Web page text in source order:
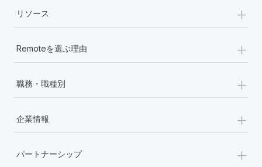
リソース +
Remoteを選ぶ理由 +
職務・職種別 +
企業情報 +
パートナーシップ +